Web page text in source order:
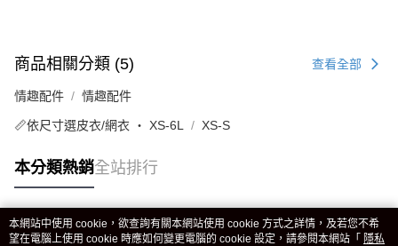
商品相關分類 (5) 查看全部
情趣配件 情趣配件
📏依尺寸選皮衣/網衣 ‧ XS-6L XS-S
本分類熱銷全站排行
熱門標籤
本網站中使用 cookie，欲查詢有關本網站使用 cookie 方式之詳情，及若您不希
望在電腦上使用 cookie 時應如何變更電腦的 cookie 設定，請參閱本網站「 隱私